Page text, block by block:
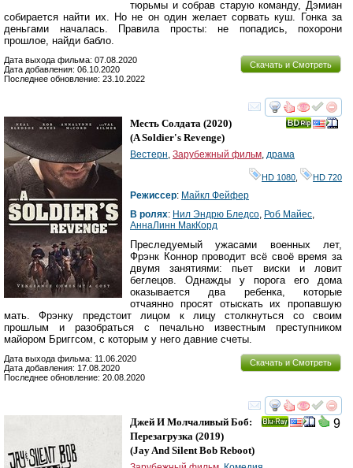
тюрьмы и собрав старую команду, Дэмиан
собирается найти их. Но не он один желает сорвать куш. Гонка за
деньгами началась. Правила просты: не попадись, похорони
прошлое, найди бабло.
Скачать и Смотреть
Дата выхода фильма: 07.08.2020
Дата добавления: 06.10.2020
Последнее обновление: 23.10.2022
смотреть
Месть Солдата (2020)
(A Soldier's Revenge)
Вестерн, Зарубежный фильм, драма
HD 1080 HD 720
Режиссер: Майкл Фейфер
В ролях: Нил Эндрю Бледсо, Роб Майес,
АннаЛинн МакКорд
Преследуемый ужасами военных лет,
Фрэнк Коннор проводит всё своё время за
двумя занятиями: пьет виски и ловит
беглецов. Однажды у порога его дома
оказывается два ребенка, которые
отчаянно просят отыскать их пропавшую
мать. Фрэнку предстоит лицом к лицу столкнуться со своим
прошлым и разобраться с печально известным преступником
майором Бриггсом, с которым у него давние счеты.
Скачать и Смотреть
Дата выхода фильма: 11.06.2020
Дата добавления: 17.08.2020
Последнее обновление: 20.08.2020
смотреть
9
Джей И Молчаливый Боб:
Перезагрузка (2019)
(Jay And Silent Bob Reboot)